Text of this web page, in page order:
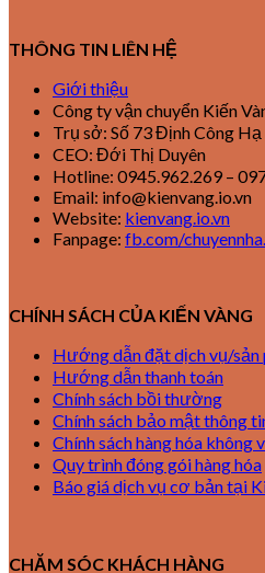
THÔNG TIN LIÊN HỆ
Giới thiệu
Công ty vận chuyển Kiến
Trụ sở: Số 73 Định Công
CEO: Đới Thị Duyên
Hotline: 0945.962.269 –
Email: info@kienvang.io.vn
Website: kienvang.io.vn
Fanpage: fb.com/
CHÍNH SÁCH CỦA KIẾN VÀNG
Hướng dẫn đặt dịch vụ/sản
Hướng dẫn thanh toán
Chính sách bồi thường
Chính sách bảo mật thông
Chính sách hàng hóa không
Quy trình đóng gói hàng hóa
Báo giá dịch vụ cơ bản tại
CHĂM SÓC KHÁCH HÀNG